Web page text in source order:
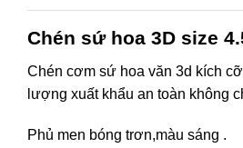
Chén sứ hoa 3D size
Chén cơm sứ hoa văn 3d kích
lượng xuất khẩu an toàn không
Phủ men bóng trơn,màu sáng .